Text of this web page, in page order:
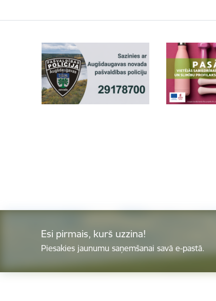
Esi pirmais, kurš uzzina!
Piesakies jaunumu saņemšanai savā e-pastā.